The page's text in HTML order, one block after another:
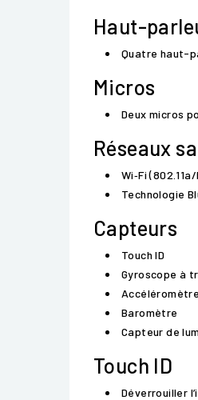
Haut-
Quatre haut-
Micros
Deux micros
Réseaux
Wi‑Fi
Technologie
Capteurs
Touch ID
Gyroscope à
Accéléromètre
Baromètre
Capteur de
Touch ID
Déverrouiller